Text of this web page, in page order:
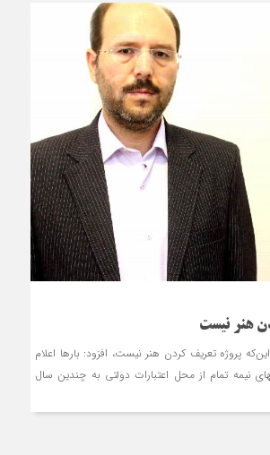
هنر نیست
این‌که پروژه تعریف کردن هنر نیست، افزود: بارها اعلام
شده برای اتمام پروژه‎های نیمه تمام از محل اعتبارات دولتی به چندین سال